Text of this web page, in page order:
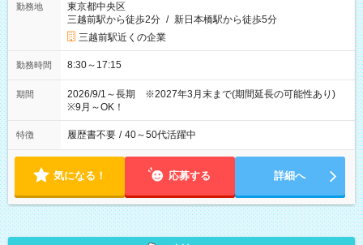
勤務地
東京都中央区
三越前駅から徒歩2分 / 新日本橋駅から徒歩5分
三越前駅近くの企業
勤務時間 8:30～17:15
期間
2026/9/1～長期 ※2027年3月末まで(期間延長の可能性あり)
※9月～OK！
特徴 履歴書不要 / 40～50代活躍中
気になる！ 応募する 詳細へ